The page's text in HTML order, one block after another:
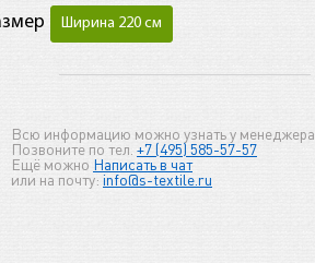
Ширина 220 см
Всю информацию можно узнать у менеджера.
Позвоните по тел. +7 (495) 585-57-57
Ещё можно Написать в чат
или на почту: info@s-textile.ru